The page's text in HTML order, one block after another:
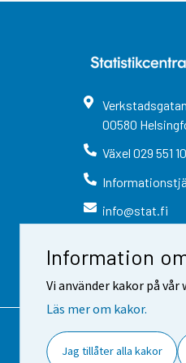
Information
Vi använder kakor på
Läs mer om kakor.
Jag tillåter alla kakor
Verkstadsgatan
00580
Växel 029 551
info@stat.fi